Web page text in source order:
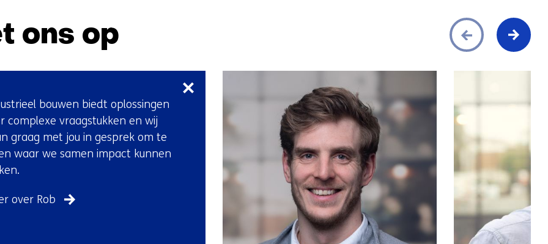
ons op
over
(Neem
contact
bouwen biedt oplossingen
complexe vraagstukken en wij
graag met jou in gesprek om te
waar we samen impact kunnen
over Rob